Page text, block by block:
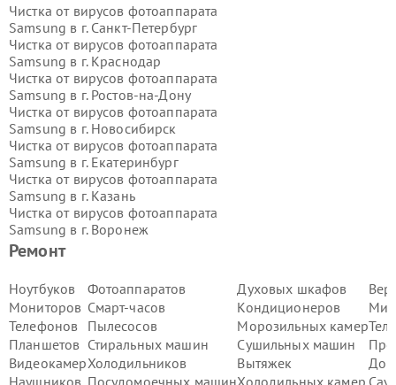
Ремонт
Ноутбуков
Мониторов
Телефонов
Планшетов
Видеокамер
Наушников
Фотоаппаратов
Смарт-часов
Пылесосов
Стиральных машин
Холодильников
Посудомоечных машин
Духовых шкафов
Кондиционеров
Морозильных камер
Сушильных машин
Вытяжек
Холодильных камер
Чистка от вирусов фотоаппарата
Samsung в г. Санкт-Петербург
Чистка от вирусов фотоаппарата
Samsung в г. Краснодар
Чистка от вирусов фотоаппарата
Samsung в г. Ростов-на-Дону
Чистка от вирусов фотоаппарата
Samsung в г. Новосибирск
Чистка от вирусов фотоаппарата
Samsung в г. Екатеринбург
Чистка от вирусов фотоаппарата
Samsung в г. Казань
Чистка от вирусов фотоаппарата
Samsung в г. Воронеж
Чистка от вирусов фотоаппарата
Samsung в г.
Чистка от вирусов фотоаппарата
Samsung в г.Самара
Чистка от вирусов фотоаппарата
Samsung в г. Пермь
Чистка от вирусов фотоаппарата
Samsung в г.Красноярск
Чистка от вирусов фотоаппарата